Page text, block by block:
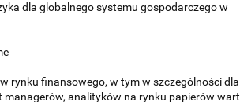
dla globalnego systemu gospodarczego w
rynku finansowego, w tym w szczególności
analityków na rynku papierów